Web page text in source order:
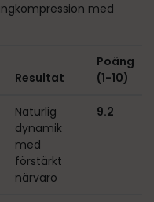
med
Resultat
Poäng
(1-10)
Naturlig
dynamik
med
förstärkt
närvaro
9.2